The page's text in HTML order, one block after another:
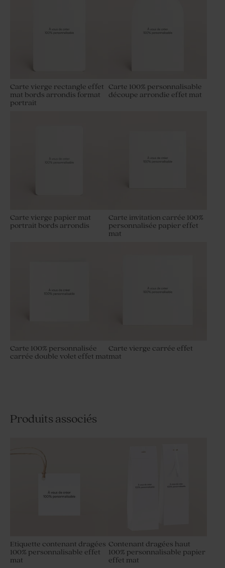
Carte vierge rectangle effet
mat bords arrondis format
portrait
Carte 100% personnalisable
découpe arrondie effet mat
Carte vierge papier mat
portrait bords arrondis
Carte invitation carrée 100%
personnalisée papier effet
mat
Carte 100% personnalisée
carrée double volet effet mat
Carte vierge carrée effet
mat
Produits associés
Etiquette contenant dragées
100% personnalisable effet
mat
Contenant dragées haut
100% personnalisable papier
effet mat